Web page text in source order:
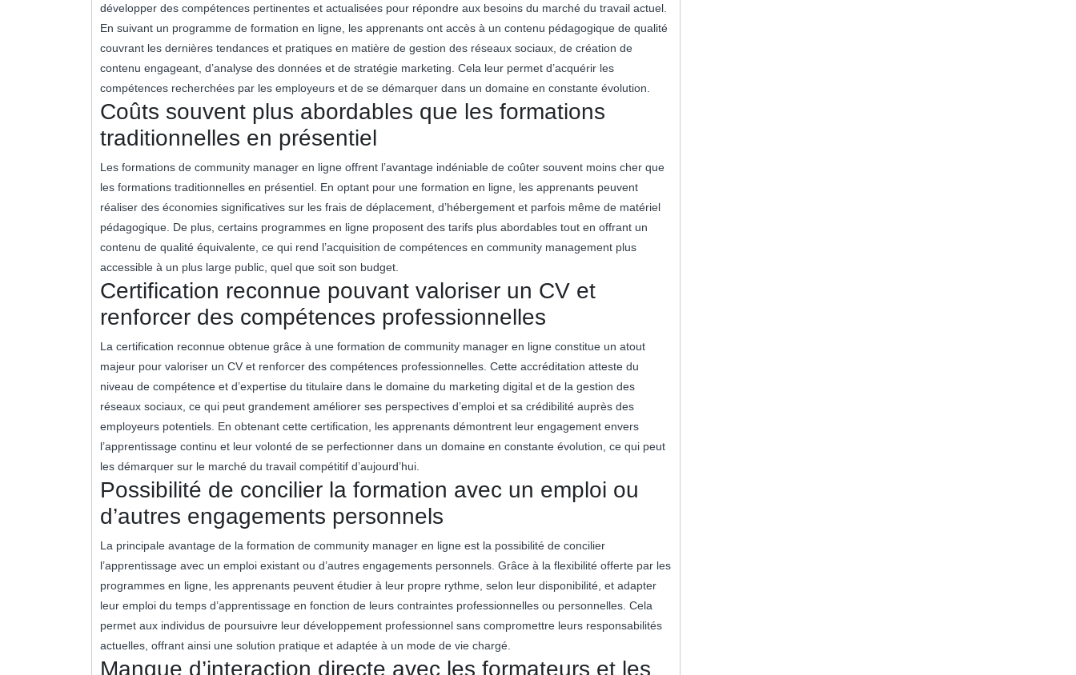
développer des compétences pertinentes et actualisées pour répondre aux besoins du marché du travail actuel.
En suivant un programme de formation en ligne, les apprenants ont accès à un contenu pédagogique de qualité
couvrant les dernières tendances et pratiques en matière de gestion des réseaux sociaux, de création de
contenu engageant, d’analyse des données et de stratégie marketing. Cela leur permet d’acquérir les
compétences recherchées par les employeurs et de se démarquer dans un domaine en constante évolution.
Coûts souvent plus abordables que les formations
traditionnelles en présentiel
Les formations de community manager en ligne offrent l’avantage indéniable de coûter souvent moins cher que
les formations traditionnelles en présentiel. En optant pour une formation en ligne, les apprenants peuvent
réaliser des économies significatives sur les frais de déplacement, d’hébergement et parfois même de matériel
pédagogique. De plus, certains programmes en ligne proposent des tarifs plus abordables tout en offrant un
contenu de qualité équivalente, ce qui rend l’acquisition de compétences en community management plus
accessible à un plus large public, quel que soit son budget.
Certification reconnue pouvant valoriser un CV et
renforcer des compétences professionnelles
La certification reconnue obtenue grâce à une formation de community manager en ligne constitue un atout
majeur pour valoriser un CV et renforcer des compétences professionnelles. Cette accréditation atteste du
niveau de compétence et d’expertise du titulaire dans le domaine du marketing digital et de la gestion des
réseaux sociaux, ce qui peut grandement améliorer ses perspectives d’emploi et sa crédibilité auprès des
employeurs potentiels. En obtenant cette certification, les apprenants démontrent leur engagement envers
l’apprentissage continu et leur volonté de se perfectionner dans un domaine en constante évolution, ce qui peut
les démarquer sur le marché du travail compétitif d’aujourd’hui.
Possibilité de concilier la formation avec un emploi ou
d’autres engagements personnels
La principale avantage de la formation de community manager en ligne est la possibilité de concilier
l’apprentissage avec un emploi existant ou d’autres engagements personnels. Grâce à la flexibilité offerte par les
programmes en ligne, les apprenants peuvent étudier à leur propre rythme, selon leur disponibilité, et adapter
leur emploi du temps d’apprentissage en fonction de leurs contraintes professionnelles ou personnelles. Cela
permet aux individus de poursuivre leur développement professionnel sans compromettre leurs responsabilités
actuelles, offrant ainsi une solution pratique et adaptée à un mode de vie chargé.
Manque d’interaction directe avec les formateurs et les